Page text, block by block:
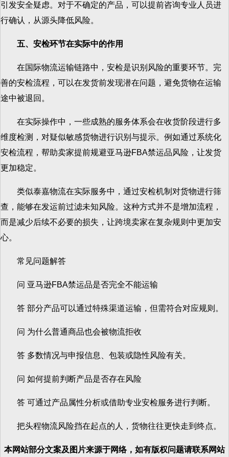
引发安全疑虑。对于不确定的产品，可以提前咨询专业人员进
行确认，从源头降低风险。
五、安检环节在实际中的作用
在国际物流运输链路中，安检是识别风险的重要环节。完
善的安检流程，可以在发货前发现潜在问题，避免货物在运输
途中被退回。
在实际操作中，一些成熟的服务体系会在收货阶段进行多
维度检测，对疑似敏感货物进行识别与提示。例如通过系统化
安检流程，帮助卖家提前规避亚马逊FBA禁运品风险，让发货
更加稳定。
类似泰嘉物流在实际服务中，通过安检机制对货物进行筛
查，能够在发运前过滤未知风险。这种方式并不是增加流程，
而是减少后续不必要的损失，让跨境卖家在复杂规则中更加安
心。
常见问题解答
问 亚马逊FBA禁运品是否完全不能运输
答 部分产品可以通过特殊渠道运输，但需符合对应规则。
问 为什么普通商品也会被物流拒收
答 多数情况与申报信息、包装或隐性风险有关。
问 如何提前判断产品是否存在风险
答 可通过产品属性分析或借助专业安检服务进行判断。
把头程物流风险挡在起点的人，货物往往更快走到终点。
本网站部分文案及图片来源于网络，如有版权问题请联系网站